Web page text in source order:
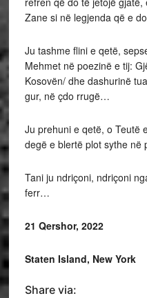
Zane si në legjenda që e
Ju tashme flini e qetë,
Mehmet në poezinë e tij:
Kosovën/ dhe dashurinë
gur, në çdo rrugë…
Ju prehuni e qetë, o Teutë
degë e blertë plot sythe në
Tani ju ndriçoni, ndriçoni
ferr…
21 Qershor, 2022
Staten Island, New York
Share via: